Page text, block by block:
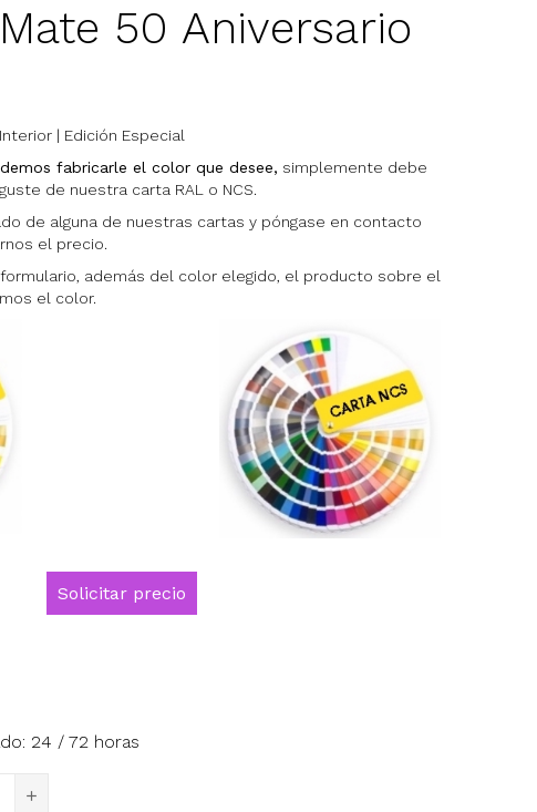
50 Aniversario
| Edición Especial
fabricarle el color que desee, simplemente debe
de nuestra carta RAL o NCS.
de alguna de nuestras cartas y póngase en contacto
el precio.
además del color elegido, el producto sobre el
el color.
Solicitar precio
24 / 72 horas